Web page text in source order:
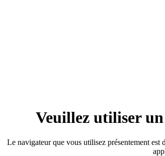
Veuillez utiliser
Le navigateur que vous utilisez présentement est